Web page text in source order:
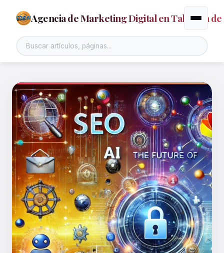
Agencia de Marketing Digital en Talavera de
Buscar en el sitio
Alternar